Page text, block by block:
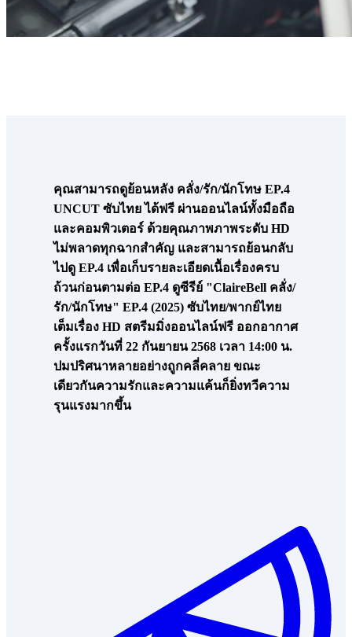
คุณสามารถดูย้อนหลัง คลั่ง/รัก/นักโทษ EP.4
UNCUT ซับไทย ได้ฟรี ผ่านออนไลน์ทั้งมือถือ
และคอมพิวเตอร์ ด้วยคุณภาพภาพระดับ HD
ไม่พลาดทุกฉากสำคัญ และสามารถย้อนกลับ
ไปดู EP.4 เพื่อเก็บรายละเอียดเนื้อเรื่องครบ
ถ้วนก่อนตามต่อ EP.4 ดูซีรีย์ "ClaireBell คลั่ง/
รัก/นักโทษ" EP.4 (2025) ซับไทย/พากย์ไทย
เต็มเรื่อง HD สตรีมมิ่งออนไลน์ฟรี ออกอากาศ
ครั้งแรกวันที่ 22 กันยายน 2568 เวลา 14:00 น.
ปมปริศนาหลายอย่างถูกคลี่คลาย ขณะ
เดียวกันความรักและความแค้นก็ยิ่งทวีความ
รุนแรงมากขึ้น